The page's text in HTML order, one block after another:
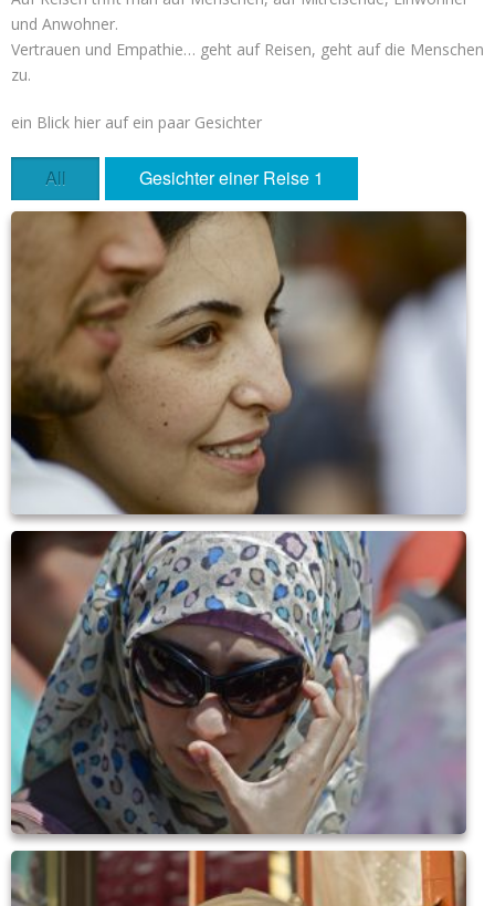
und Anwohner.
Vertrauen und Empathie… geht auf Reisen, geht auf die Menschen
zu.
ein Blick hier auf ein paar Gesichter
All Gesichter einer Reise 1